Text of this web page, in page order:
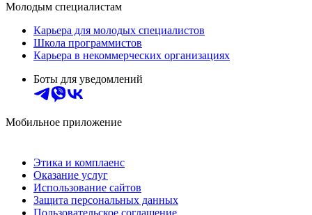
Молодым специалистам
Карьера для молодых специалистов
Школа программистов
Карьера в некоммерческих организациях
Боты для уведомлений
Мобильное приложение
Этика и комплаенс
Оказание услуг
Использование сайтов
Защита персональных данных
Пользовательское соглашение